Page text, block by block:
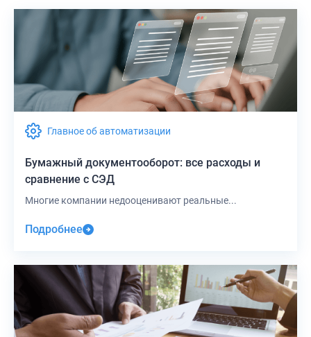
Главное об автоматизации
Бумажный документооборот: все расходы и
сравнение с СЭД
Многие компании недооценивают реальные...
Подробнее